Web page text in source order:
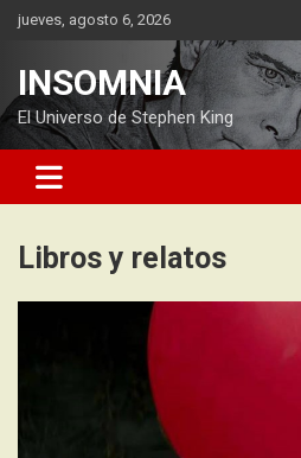
Saltarjueves, agosto 6, 2026
INSOMNIA
El Universo de Stephen King
Libros y relatos